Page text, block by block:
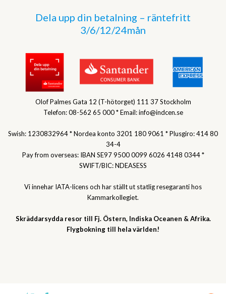
Dela upp din betalning – räntefritt
3/6/12/24mån
Olof Palmes Gata 12 (T-hötorget) 111 37 Stockholm
Telefon: 08-562 65 000 * Email: info@indcen.se
Swish: 1230832964 * Nordea konto 3201 180 9061 * Plusgiro: 414 80
34-4
Pay from overseas: IBAN SE97 9500 0099 6026 4148 0344 *
SWIFT/BIC: NDEASESS
Vi innehar IATA-licens och har ställt ut statlig resegaranti hos
Kammarkollegiet.
Skräddarsydda resor till Fj. Östern, Indiska Oceanen & Afrika.
Flygbokning till hela världen!